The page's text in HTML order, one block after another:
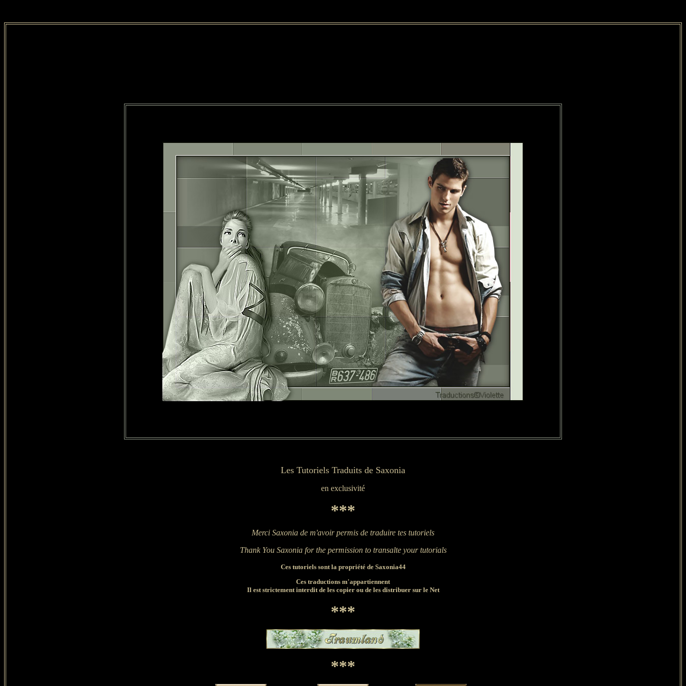
Les Tutoriels Traduits de Saxonia
en exclusivité
***
Merci Saxonia de m'avoir permis de traduire tes tutoriels
Thank You Saxonia for the permission to transalte your tutorials
Ces tutoriels sont la propriété de Saxonia44
Ces traductions m'appartiennent
Il est strictement interdit de les copier ou de les distribuer sur le Net
***
***